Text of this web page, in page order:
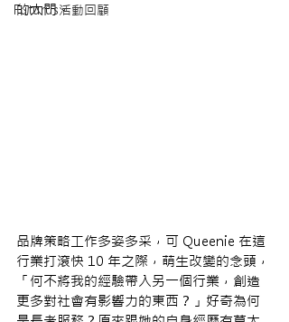
Futurus活動回顧
的大門。
品牌策略工作多姿多采，可 Queenie 在這
行業打滾快 10 年之際，萌生改變的念頭，
「何不將我的經驗帶入另一個行業，創造
更多對社會有影響力的東西？」好奇為何